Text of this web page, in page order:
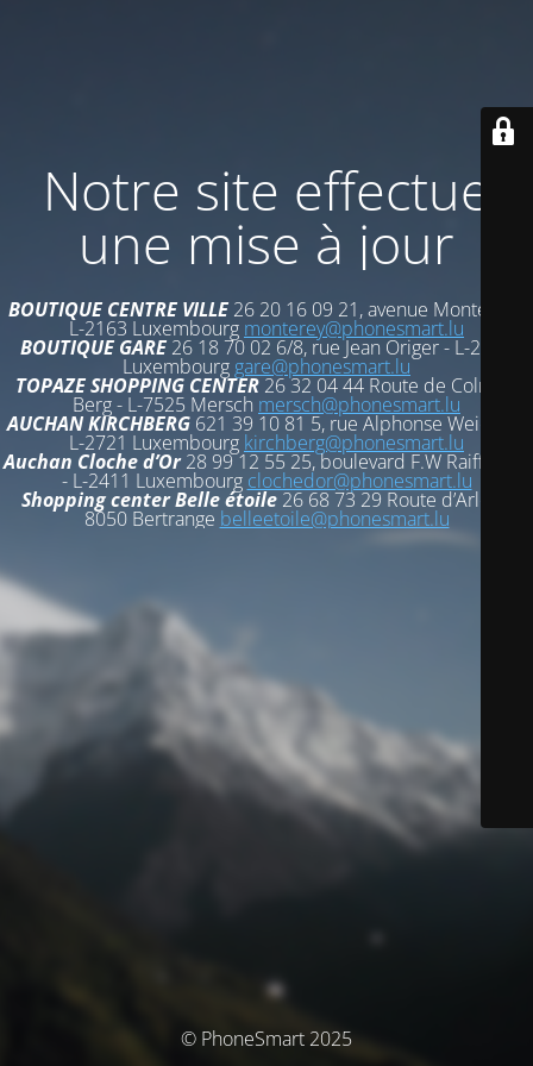
Notre site effectue
une mise à jour
BOUTIQUE CENTRE VILLE 26 20 16 09 21, avenue Monterey -
L-2163 Luxembourg monterey@phonesmart.lu
BOUTIQUE GARE 26 18 70 02 6/8, rue Jean Origer - L-2269
Luxembourg gare@phonesmart.lu
TOPAZE SHOPPING CENTER 26 32 04 44 Route de Colmar-
Berg - L-7525 Mersch mersch@phonesmart.lu
AUCHAN KIRCHBERG621 39 10 81 5, rue Alphonse Weicker -
L-2721 Luxembourg kirchberg@phonesmart.lu
Auchan Cloche d’Or28 99 12 55 25, boulevard F.W Raiffeisen
- L-2411 Luxembourg clochedor@phonesmart.lu
Shopping center Belle étoile 26 68 73 29 Route d’Arlon -
8050 Bertrange belleetoile@phonesmart.lu
© PhoneSmart 2025